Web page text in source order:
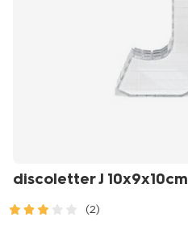
discoletter J 10x9x10cm
(2)